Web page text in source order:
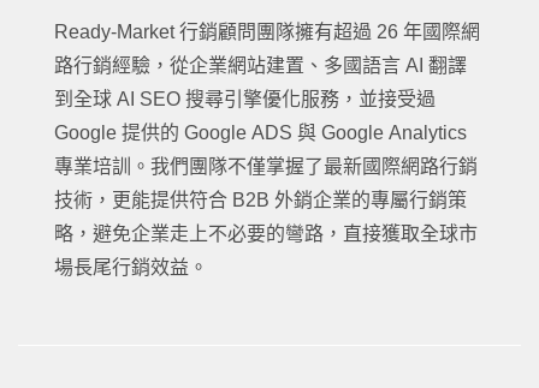
Ready-Market 行銷顧問團隊擁有超過 26 年國際網
路行銷經驗，從企業網站建置、多國語言 AI 翻譯
到全球 AI SEO 搜尋引擎優化服務，並接受過
Google 提供的 Google ADS 與 Google Analytics
專業培訓。我們團隊不僅掌握了最新國際網路行銷
技術，更能提供符合 B2B 外銷企業的專屬行銷策
略，避免企業走上不必要的彎路，直接獲取全球市
場長尾行銷效益。